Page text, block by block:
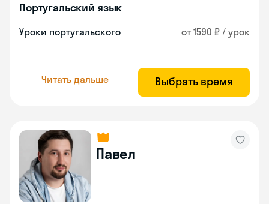
Португальский язык
Уроки португальского от 1590 ₽ / урок
Читать дальше Выбрать время
Павел